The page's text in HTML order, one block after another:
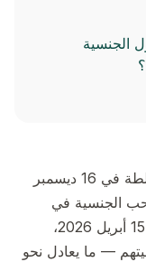
الجنسية
منذ تولّي الأمير مشعل الأحمد الصباح السلطة في 16 ديسمبر
الجنسية في
العالم منذ الحرب العالمية الثانية. وبحلول 15 أبريل 2026،
— ما يعادل نحو